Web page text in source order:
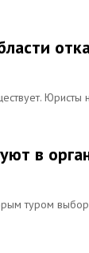
Юристы
в
туром